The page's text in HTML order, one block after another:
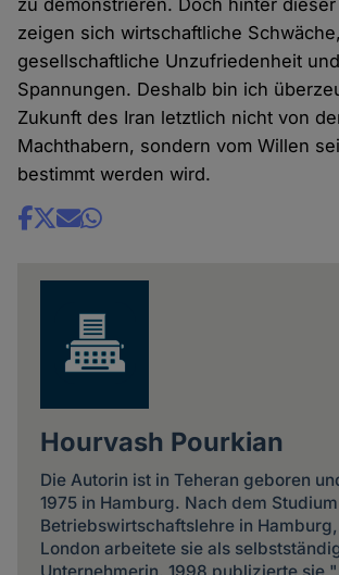
zeigen sich wirtschaftliche Schwäche,
gesellschaftliche Unzufriedenheit
Spannungen. Deshalb bin ich
Zukunft des Iran letztlich nicht von
Machthabern, sondern vom Willen
bestimmt werden wird.
Share
Hourvash Pourkian
Die Autorin ist in Teheran geboren
1975 in Hamburg. Nach dem
Betriebswirtschaftslehre in
London arbeitete sie als